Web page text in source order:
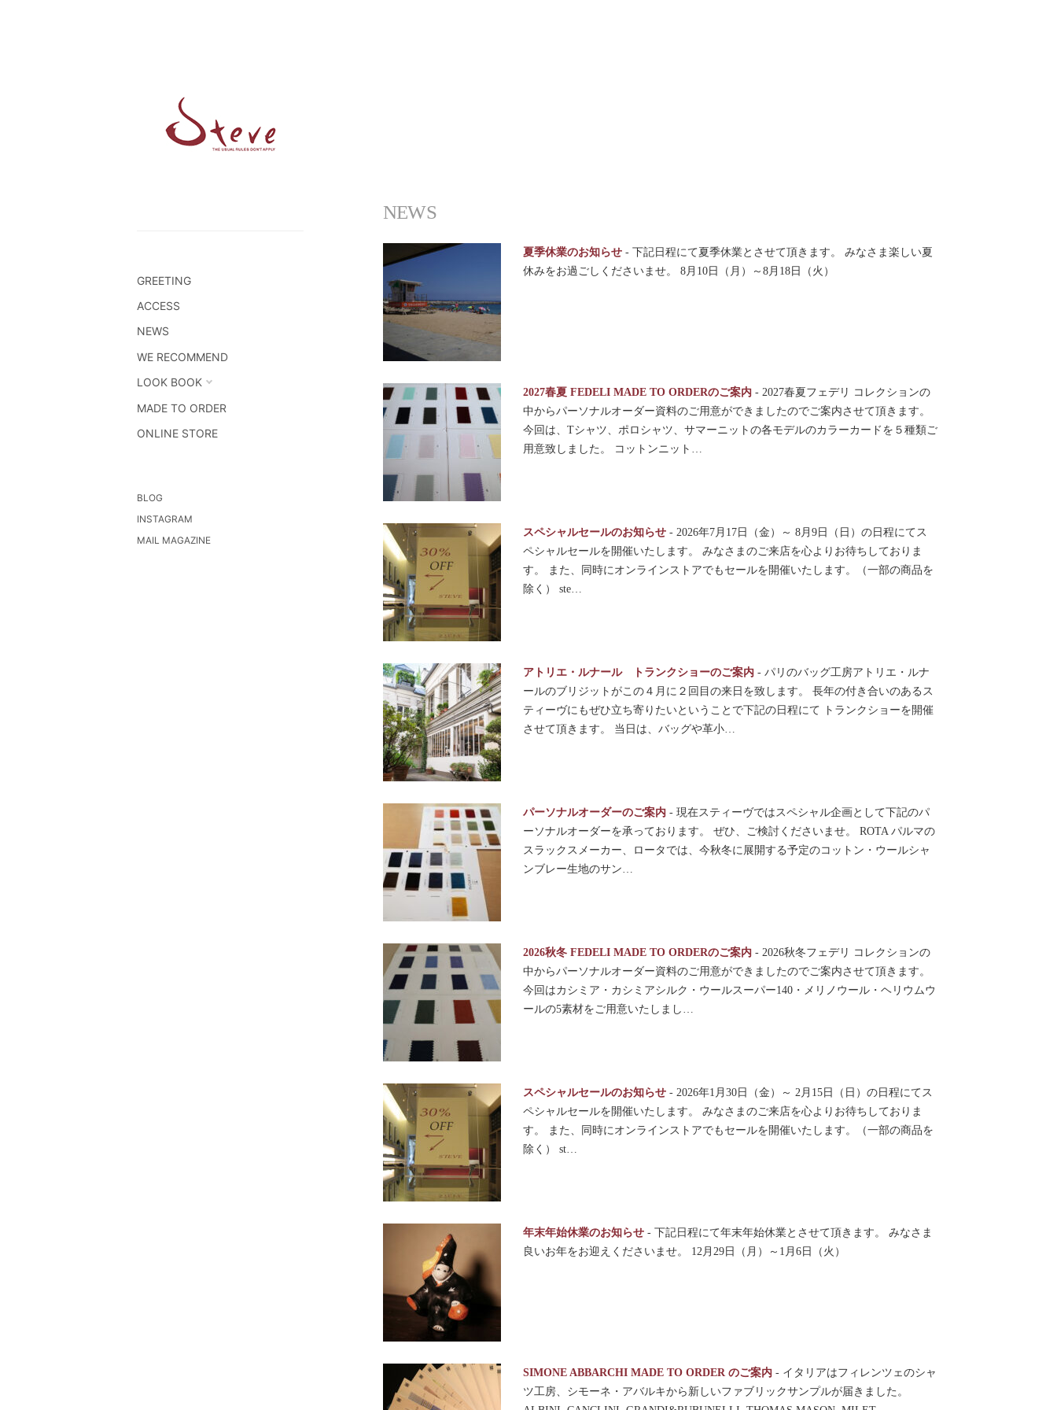
GREETING
ACCESS
NEWS
WE RECOMMEND
LOOK BOOK
MADE TO ORDER
ONLINE STORE
BLOG
INSTAGRAM
MAIL MAGAZINE
NEWS
夏季休業のお知らせ - 下記日程にて夏季休業とさせて頂きます。 みなさま楽しい夏
休みをお過ごしくださいませ。 8月10日（月）～8月18日（火）
2027春夏 FEDELI MADE TO ORDERのご案内 - 2027春夏フェデリ コレクションの
中からパーソナルオーダー資料のご用意ができましたのでご案内させて頂きます。
今回は、Tシャツ、ポロシャツ、サマーニットの各モデルのカラーカードを５種類ご
用意致しました。 コットンニット…
スペシャルセールのお知らせ - 2026年7月17日（金）～ 8月9日（日）の日程にてス
ペシャルセールを開催いたします。 みなさまのご来店を心よりお待ちしておりま
す。 また、同時にオンラインストアでもセールを開催いたします。（一部の商品を
除く） ste…
アトリエ・ルナール トランクショーのご案内 - パリのバッグ工房アトリエ・ルナ
ールのブリジットがこの４月に２回目の来日を致します。 長年の付き合いのあるス
ティーヴにもぜひ立ち寄りたいということで下記の日程にて トランクショーを開催
させて頂きます。 当日は、バッグや革小…
パーソナルオーダーのご案内 - 現在スティーヴではスペシャル企画として下記のパ
ーソナルオーダーを承っております。 ぜひ、ご検討くださいませ。 ROTA パルマの
スラックスメーカー、ロータでは、今秋冬に展開する予定のコットン・ウールシャ
ンブレー生地のサン…
2026秋冬 FEDELI MADE TO ORDERのご案内 - 2026秋冬フェデリ コレクションの
中からパーソナルオーダー資料のご用意ができましたのでご案内させて頂きます。
今回はカシミア・カシミアシルク・ウールスーパー140・メリノウール・ヘリウムウ
ールの5素材をご用意いたしまし…
スペシャルセールのお知らせ - 2026年1月30日（金）～ 2月15日（日）の日程にてス
ペシャルセールを開催いたします。 みなさまのご来店を心よりお待ちしておりま
す。 また、同時にオンラインストアでもセールを開催いたします。（一部の商品を
除く） st…
年末年始休業のお知らせ - 下記日程にて年末年始休業とさせて頂きます。 みなさま
良いお年をお迎えくださいませ。 12月29日（月）～1月6日（火）
SIMONE ABBARCHI MADE TO ORDER のご案内 - イタリアはフィレンツェのシャ
ツ工房、シモーネ・アバルキから新しいファブリックサンプルが届きました。